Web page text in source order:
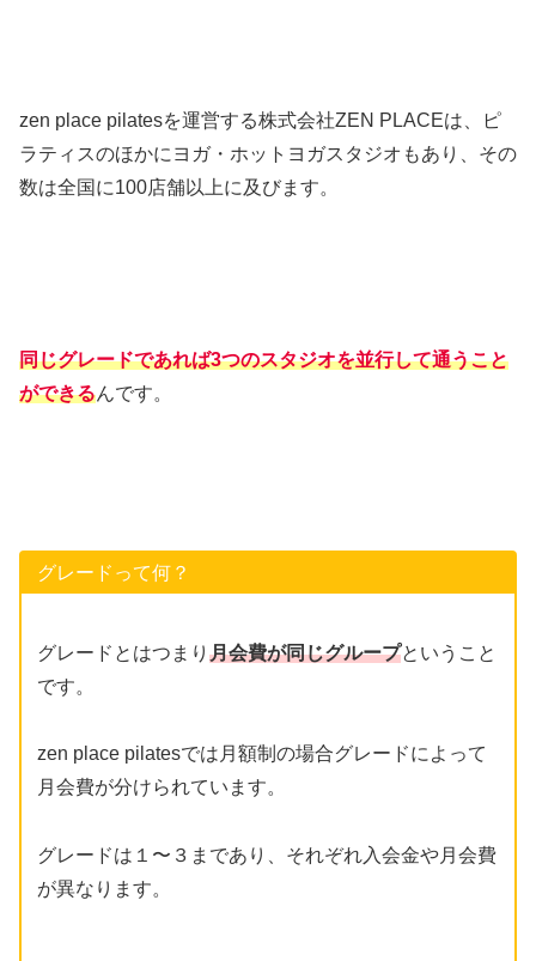
zen place pilatesを運営する株式会社ZEN PLACEは、ピ
ラティスのほかにヨガ・ホットヨガスタジオもあり、その
数は全国に100店舗以上に及びます。
同じグレードであれば3つのスタジオを並行して通うこと
ができるんです。
グレードって何？
グレードとはつまり 月会費が同じグループということ
です。
zen place pilatesでは月額制の場合グレードによって
月会費が分けられています。
グレードは１〜３まであり、それぞれ入会金や月会費
が異なります。